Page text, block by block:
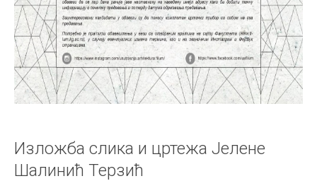
Изложба слика и цртежа Јелене
Шалинић Терзић